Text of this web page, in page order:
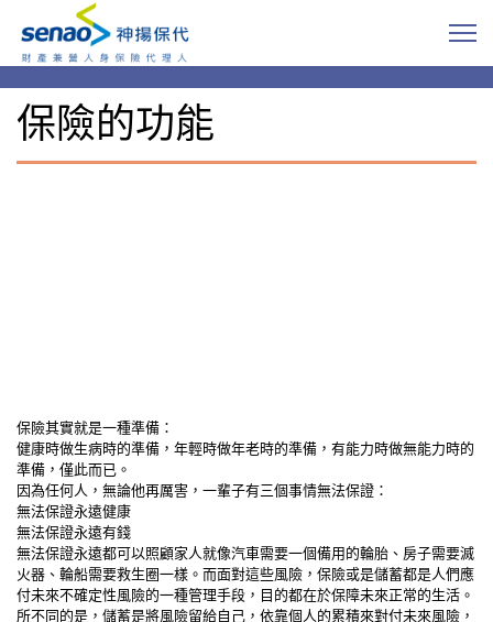
保險的功能
保險其實就是一種準備：
健康時做生病時的準備，年輕時做年老時的準備，有能力時做無能力時的
準備，僅此而已。
因為任何人，無論他再厲害，一輩子有三個事情無法保證：
無法保證永遠健康
無法保證永遠有錢
無法保證永遠都可以照顧家人就像汽車需要一個備用的輪胎、房子需要滅
火器、輪船需要救生圈一樣。而面對這些風險，保險或是儲蓄都是人們應
付未來不確定性風險的一種管理手段，目的都在於保障未來正常的生活。
所不同的是，儲蓄是將風險留給自己，依靠個人的累積來對付未來風險，